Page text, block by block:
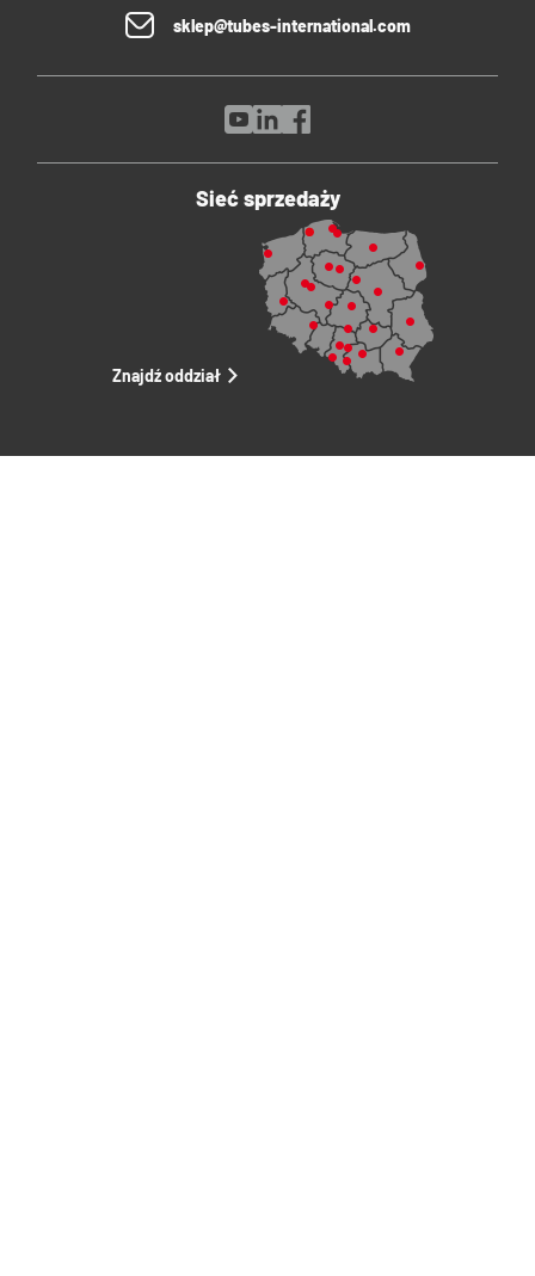
sklep@tubes-international.com
Sieć sprzedaży
Znajdź oddział